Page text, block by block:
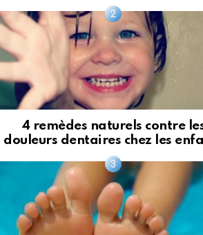
4 remèdes naturels contre
douleurs dentaires chez les